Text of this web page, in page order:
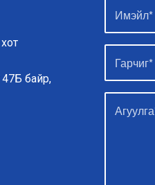
байр,